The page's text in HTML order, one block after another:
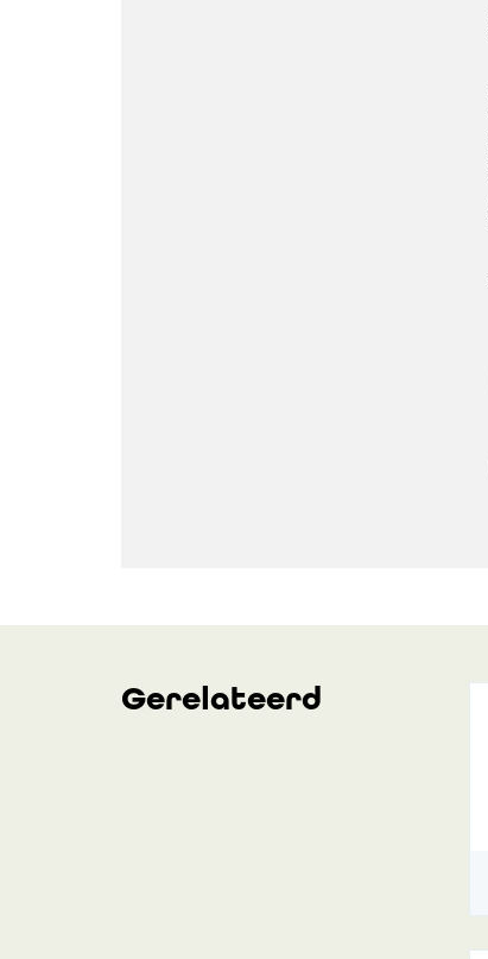
Gerelateerd